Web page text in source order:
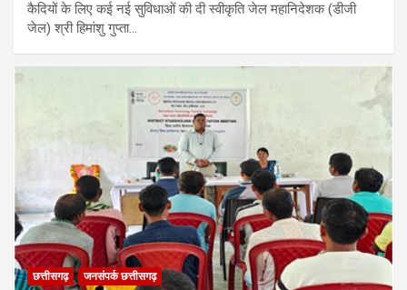
कैदियों के लिए कई नई सुविधाओं की दी स्वीकृति जेल महानिदेशक (डीजी
जेल) श्री हिमांशु गुप्ता…
छत्तीसगढ़ जनसंपर्क छत्तीसगढ़